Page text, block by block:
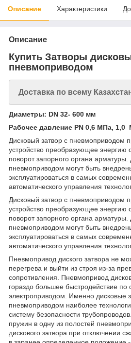
Описание Характеристики
Описание
Купить Затворы
пневмоприводом
Доставка по всему
Диаметры: DN 32- 600 мм
Рабочее давление PN 0,6 МПа, 1,0
Дисковый затвор с пневмоприводом
устройство преобразующее энергию
поворот запорного органа
пневмоприводом могут быть
эксплуатироваться в самых
автоматического управления
Дисковый затвор с пневмоприводом
устройство преобразующее энергию
поворот запорного органа
пневмоприводом могут быть
эксплуатироваться в самых
автоматического управления
Пневмопривод диского затвора не
перегрева и выйти из строя из-за
сопротивления. Пневмопривод
гораздо большее быстродействие по
электроприводом. Именно дисковые
пневмоприводом наиболее
систему безопасности
пружин в одну из полостей
дискового затвора при отключении